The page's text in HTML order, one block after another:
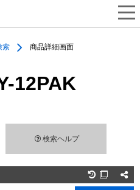
索 商品詳細画面
12PAK
検索ヘルプ
